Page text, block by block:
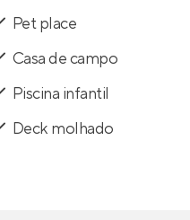
Pet place
Casa de campo
Piscina infantil
Deck molhado